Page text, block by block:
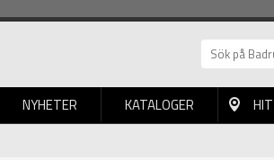
NYHETER KATALOGER